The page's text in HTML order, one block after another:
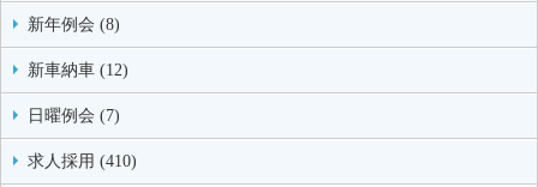
新年例会 (8)
新車納車 (12)
日曜例会 (7)
求人採用 (410)